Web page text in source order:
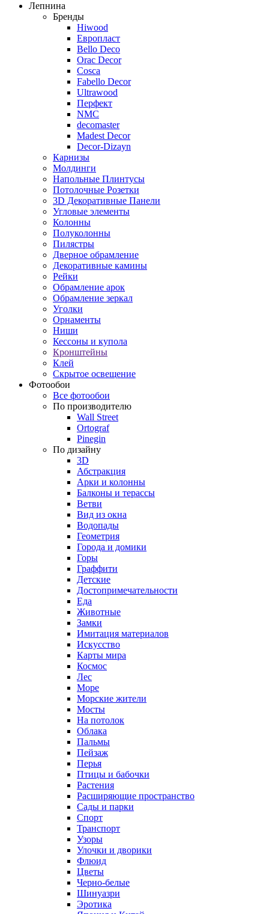
Лепнина
Бренды
Hiwood
Европласт
Bello Deco
Orac Decor
Cosca
Fabello Decor
Ultrawood
Перфект
NMC
decomaster
Madest Decor
Decor-Dizayn
Карнизы
Молдинги
Напольные Плинтусы
Потолочные Розетки
3D Декоративные Панели
Угловые элементы
Колонны
Полуколонны
Пилястры
Дверное обрамление
Декоративные камины
Рейки
Обрамление арок
Обрамление зеркал
Уголки
Орнаменты
Ниши
Кессоны и купола
Кронштейны
Клей
Скрытое освещение
Фотообои
Все фотообои
По производителю
Wall Street
Ortograf
Pinegin
По дизайну
3D
Абстракция
Арки и колонны
Балконы и терассы
Ветви
Вид из окна
Водопады
Геометрия
Города и домики
Горы
Граффити
Детские
Достопримечательности
Еда
Животные
Замки
Имитация материалов
Искусство
Карты мира
Космос
Лес
Море
Морские жители
Мосты
На потолок
Облака
Пальмы
Пейзаж
Перья
Птицы и бабочки
Растения
Расширяющие пространство
Сады и парки
Спорт
Транспорт
Узоры
Улочки и дворики
Флюид
Цветы
Черно-белые
Шинуазри
Эротика